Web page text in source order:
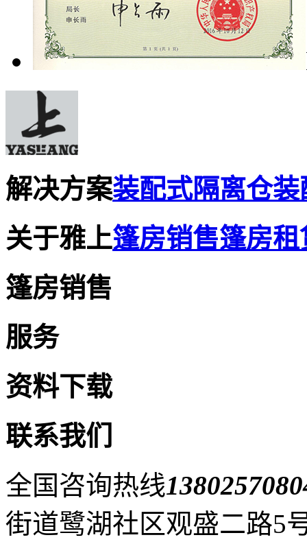
解决方案装配式隔离仓装
关于雅上篷房销售篷房租
篷房销售
服务
资料下载
联系我们
全国咨询热线
街道鹭湖社区观盛二路5